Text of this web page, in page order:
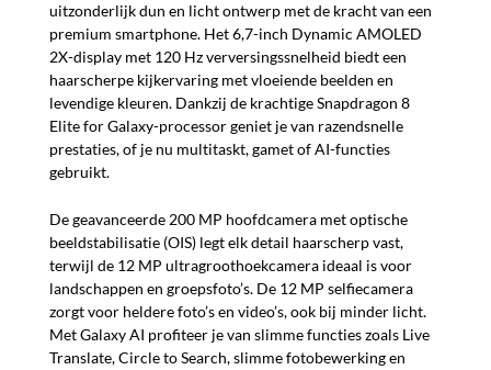
uitzonderlijk dun en licht ontwerp met de kracht van een
premium smartphone. Het 6,7-inch Dynamic AMOLED
2X-display met 120 Hz verversingssnelheid biedt een
haarscherpe kijkervaring met vloeiende beelden en
levendige kleuren. Dankzij de krachtige Snapdragon 8
Elite for Galaxy-processor geniet je van razendsnelle
prestaties, of je nu multitaskt, gamet of AI-functies
gebruikt.
De geavanceerde 200 MP hoofdcamera met optische
beeldstabilisatie (OIS) legt elk detail haarscherp vast,
terwijl de 12 MP ultragroothoekcamera ideaal is voor
landschappen en groepsfoto’s. De 12 MP selfiecamera
zorgt voor heldere foto’s en video’s, ook bij minder licht.
Met Galaxy AI profiteer je van slimme functies zoals Live
Translate, Circle to Search, slimme fotobewerking en